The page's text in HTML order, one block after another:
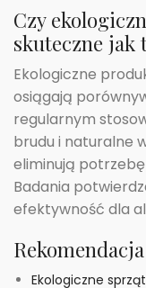
Czy
skuteczne jak
Ekologiczne
osiągają
regularnym
brudu i naturalne
eliminują
Badania
efektywność dla
Rekomendacja
Ekologiczne